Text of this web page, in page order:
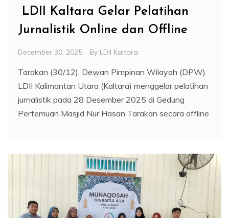
LDII Kaltara Gelar Pelatihan
Jurnalistik Online dan Offline
December 30, 2025 By LDII Kaltara
Tarakan (30/12). Dewan Pimpinan Wilayah (DPW)
LDII Kalimantan Utara (Kaltara) menggelar pelatihan
jurnalistik pada 28 Desember 2025 di Gedung
Pertemuan Masjid Nur Hasan Tarakan secara offline